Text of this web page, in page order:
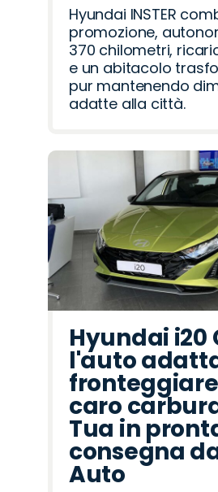
Hyundai INSTER
promozione,
370 chilometri,
e un abitacolo
pur mantenendo
adatte alla città.
Hyundai i20
l'auto
caro
Tua in
consegna
Auto